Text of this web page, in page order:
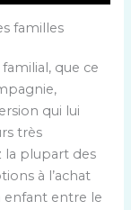
familles
que ce
qui lui
très
la plupart des
à l’achat
enfant entre le